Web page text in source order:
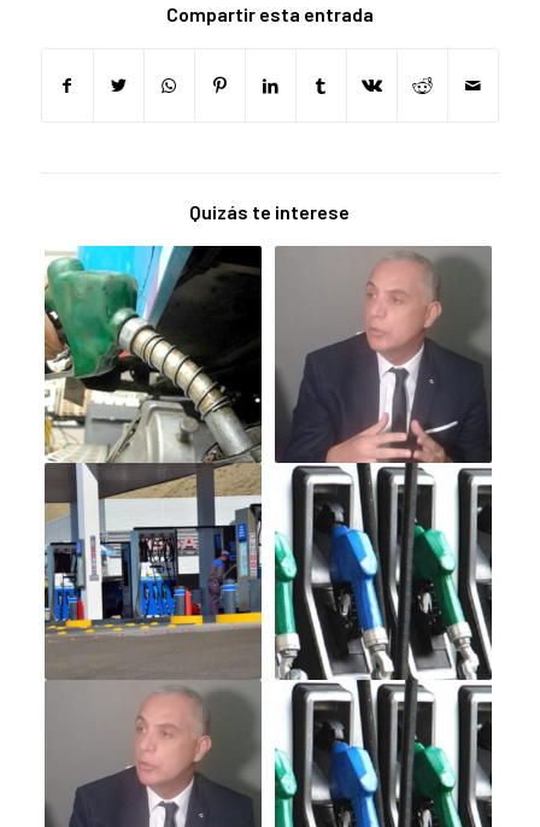
Compartir esta entrada
Quizás te interese